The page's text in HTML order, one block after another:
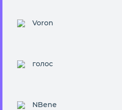
Voron
голос
NBene